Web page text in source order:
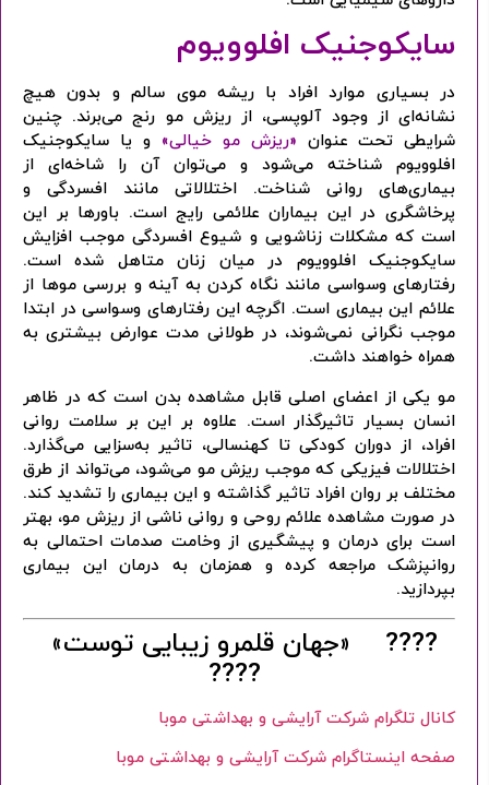
سایکوجنیک افلوویوم
در بسیاری موارد افراد با ریشه موی سالم و بدون هیچ
نشانه‌ای از وجود آلوپسی، از ریزش مو رنج می‌برند. چنین
شرایطی تحت عنوان «ریزش مو خیالی» و یا سایکوجنیک
افلوویوم شناخته می‌شود و می‌توان آن را شاخه‌ای از
بیماری‌های روانی شناخت. اختلالاتی مانند افسردگی و
پرخاشگری در این بیماران علائمی رایج است. باورها بر این
است که مشکلات زناشویی و شیوع افسردگی موجب افزایش
سایکوجنیک افلوویوم در میان زنان متاهل شده است.
رفتارهای وسواسی مانند نگاه کردن به آینه و بررسی موها از
علائم این بیماری است. اگرچه این رفتارهای وسواسی در ابتدا
موجب نگرانی نمی‌شوند، در طولانی مدت عوارض بیشتری به
همراه خواهند داشت.
مو یکی از اعضای اصلی قابل مشاهده بدن است که در ظاهر
انسان بسیار تاثیرگذار است. علاوه بر این بر سلامت روانی
افراد، از دوران کودکی تا کهنسالی، تاثیر به‌سزایی می‌گذارد.
اختلالات فیزیکی که موجب ریزش مو می‌شود، می‌تواند از طرق
مختلف بر روان افراد تاثیر گذاشته و این بیماری را تشدید کند.
در صورت مشاهده علائم روحی و روانی ناشی از ریزش مو، بهتر
است برای درمان و پیشگیری از وخامت صدمات احتمالی به
روانپزشک مراجعه کرده و همزمان به درمان این بیماری
بپردازید.
???? «جهان قلمرو زیبایی توست»
????
کانال تلگرام شرکت آرایشی و بهداشتی موبا
صفحه اینستاگرام شرکت آرایشی و بهداشتی موبا
مرا به خاطر بسپار
ادامه دهید
آیا هنوز عضو نشده اید؟ اکنون ثبت نام کنید
محافظت شده توسط